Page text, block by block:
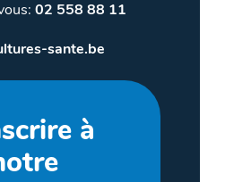
02 558 88 11
sante.be
à